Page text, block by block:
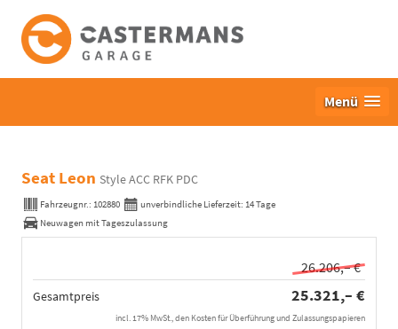
Menü
Seat Leon Style ACC RFK PDC
Fahrzeugnr.: 102880 unverbindliche Lieferzeit: 14 Tage
Neuwagen mit Tageszulassung
26.206,– €
Gesamtpreis 25.321,– €
incl. 17% MwSt., den Kosten für Überführung und Zulassungspapieren